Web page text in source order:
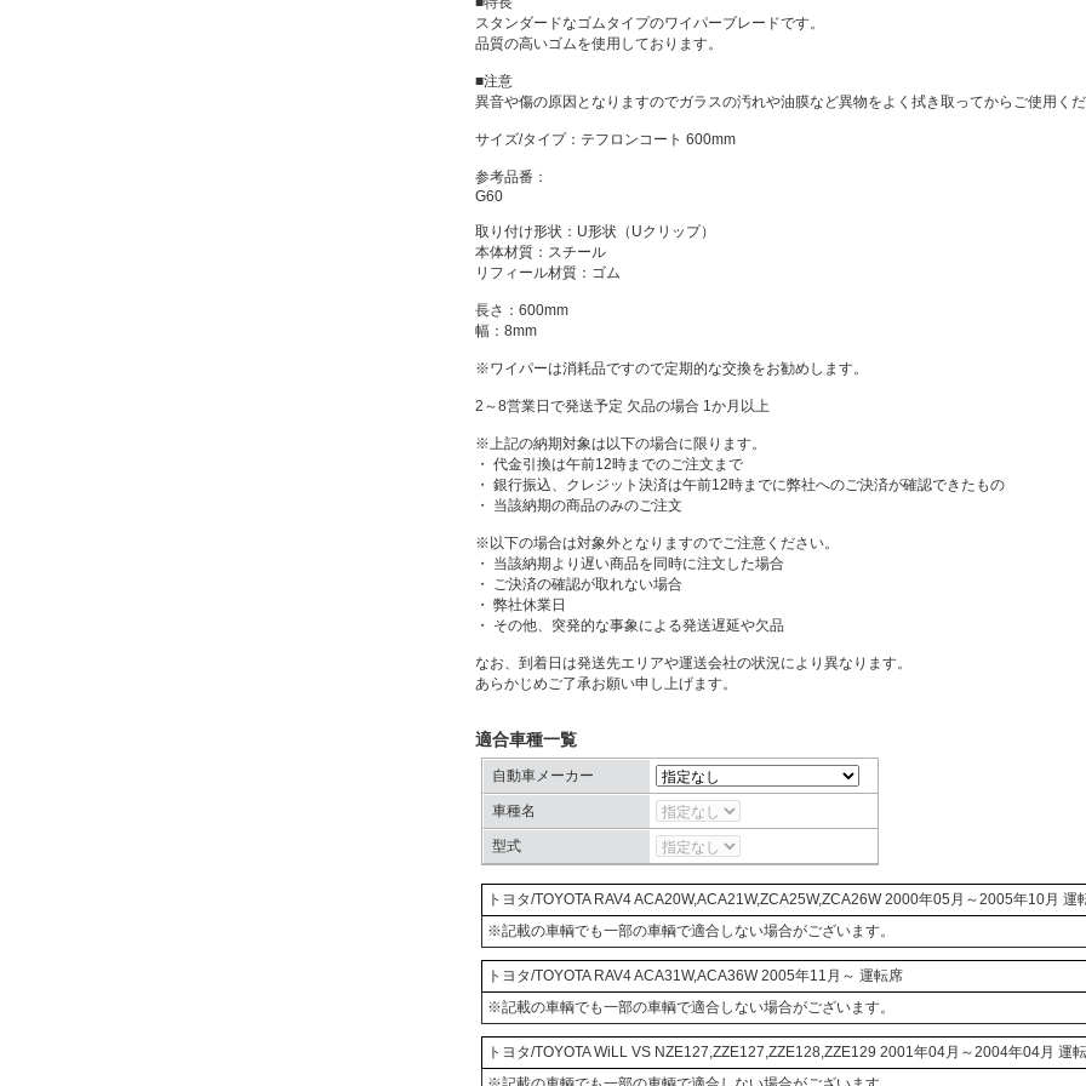
スタンダードなゴムタイプのワイパーブレードです。
品質の高いゴムを使用しております。
■注意
異音や傷の原因となりますのでガラスの汚れや油膜など異物をよく拭き取ってからご使用く
サイズ/タイプ：テフロンコート 600mm
参考品番：
G60
取り付け形状：U形状（Uクリップ）
本体材質：スチール
リフィール材質：ゴム
長さ：600mm
幅：8mm
※ワイパーは消耗品ですので定期的な交換をお勧めします。
2～8営業日で発送予定 欠品の場合 1か月以上
※上記の納期対象は以下の場合に限ります。
・ 代金引換は午前12時までのご注文まで
・ 銀行振込、クレジット決済は午前12時までに弊社へのご決済が確認できたもの
・ 当該納期の商品のみのご注文
※以下の場合は対象外となりますのでご注意ください。
・ 当該納期より遅い商品を同時に注文した場合
・ ご決済の確認が取れない場合
・ 弊社休業日
・ その他、突発的な事象による発送遅延や欠品
なお、到着日は発送先エリアや運送会社の状況により異なります。
あらかじめご了承お願い申し上げます。
適合車種一覧
自動車メーカー
車種名
型式
トヨタ/TOYOTA RAV4ACA20W,ACA21W,ZCA25W,ZCA26W2000年05月～2005年10月 運
※記載の車輌でも一部の車輌で適合しない場合がございます。
トヨタ/TOYOTA RAV4ACA31W,ACA36W2005年11月～ 運転席
※記載の車輌でも一部の車輌で適合しない場合がございます。
トヨタ/TOYOTA WiLL VS NZE127,ZZE127,ZZE128,ZZE129 2001年04月～2004年04月 運